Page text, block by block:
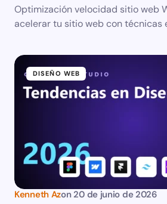
Optimización velocidad sitio web
acelerar tu sitio web con técnicas
DISEÑO WEB
Kenneth Azon 20 de junio de 2026